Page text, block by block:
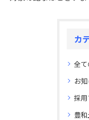
カ
全
お
採
豊